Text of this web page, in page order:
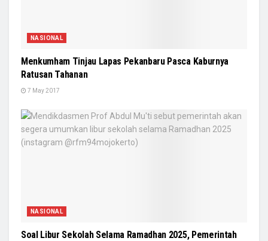
NASIONAL
Menkumham Tinjau Lapas Pekanbaru Pasca Kaburnya
Ratusan Tahanan
7 May 2017
NASIONAL
Soal Libur Sekolah Selama Ramadhan 2025, Pemerintah